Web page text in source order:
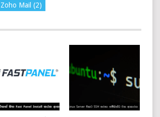
Zoho Mail (2)